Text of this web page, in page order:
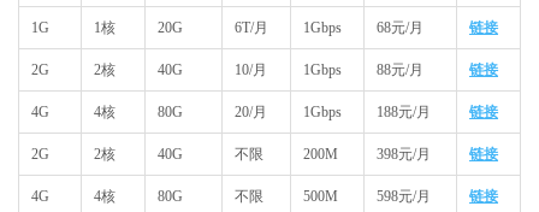
1G 1核 20G 6T/月 1Gbps 68元/月 链接
2G 2核 40G 10/月 1Gbps 88元/月 链接
4G 4核 80G 20/月 1Gbps 188元/月 链接
2G 2核 40G 不限 200M 398元/月 链接
4G 4核 80G 不限 500M 598元/月 链接